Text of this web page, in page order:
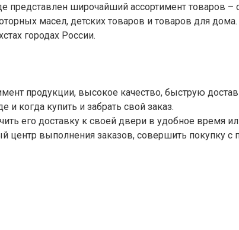
представлен широчайший ассортимент товаров –
масел, детских товаров и товаров для
городах России.
продукции, высокое качество, быструю
когда купить и забрать свой заказ.
его доставку к своей двери в удобное время
центр выполнения заказов, совершить